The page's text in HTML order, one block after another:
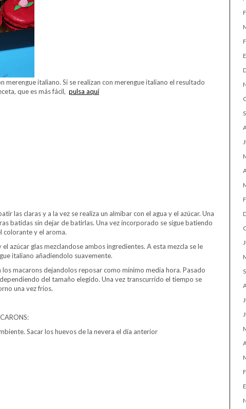
merengue italiano. Si se realizan con merengue italiano el resultado
que es más fácil, pulsa aquí
las claras y a la vez se realiza un almibar con el agua y el azúcar. Una
batidas sin dejar de batirlas. Una vez incorporado se sigue batiendo
colorante y el aroma.
azúcar glas mezclandose ambos ingredientes. A esta mezcla se le
italiano añadiendolo suavemente.
los macarons dejandolos reposar como mínimo media hora. Pasado
del tamaño elegido. Una vez transcurrido el tiempo se
una vez frios.
Sacar los huevos de la nevera el día anterior